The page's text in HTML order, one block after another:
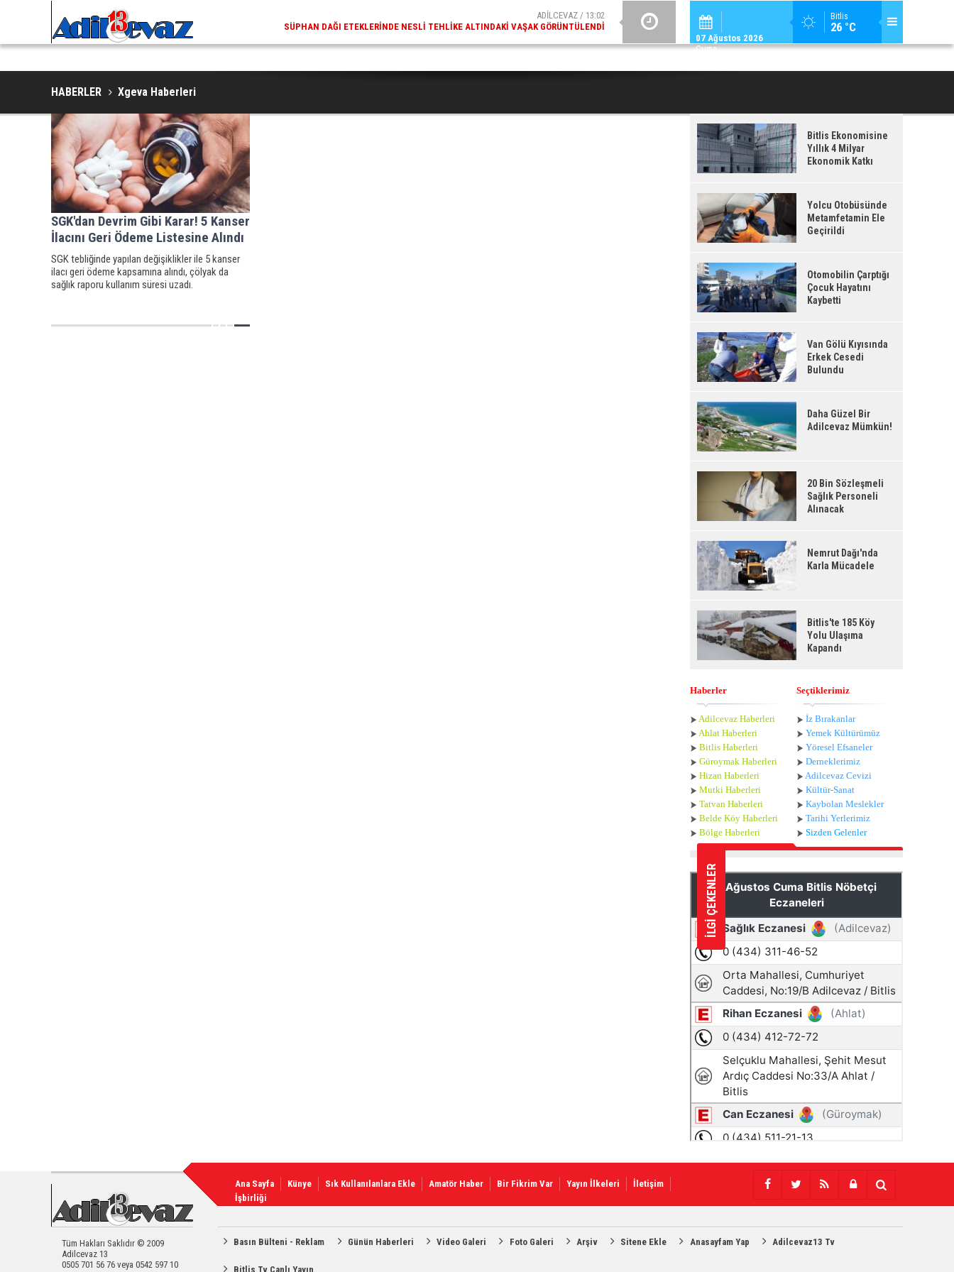
Bitlis
26 °C
07 Ağustos 2026
Cuma
ADİLCEVAZ / 13:02
SÜPHAN DAĞI ETEKLERINDE NESLI TEHLIKE ALTINDAKI VAŞAK GÖRÜNTÜLENDI
ADİLCEVAZ /
ADILCEVAZ ESKI KAYMAKAMLARINDAN MUSTAFA ÇIFTÇI İÇIŞLERI BAKANI
HABERLER Xgeva Haberleri
SGK'dan Devrim Gibi Karar! 5 Kanser
İlacını Geri Ödeme Listesine Alındı
SGK tebliğinde yapılan değişiklikler ile 5 kanser
ilacı geri ödeme kapsamına alındı, çölyak da
sağlık raporu kullanım süresi uzadı.
Bitlis Ekonomisine
Yıllık 4 Milyar
Ekonomik Katkı
Yolcu Otobüsünde
Metamfetamin Ele
Geçirildi
Otomobilin Çarptığı
Çocuk Hayatını
Kaybetti
Van Gölü Kıyısında
Erkek Cesedi
Bulundu
Daha Güzel Bir
Adilcevaz Mümkün!
20 Bin Sözleşmeli
Sağlık Personeli
Alınacak
Nemrut Dağı'nda
Karla Mücadele
Bitlis'te 185 Köy
Yolu Ulaşıma
Kapandı
Haberler
Adilcevaz Haberleri
Ahlat Haberleri
Bitlis Haberleri
Güroymak Haberleri
Hizan Haberleri
Mutki Haberleri
Tatvan Haberleri
Belde Köy Haberleri
Bölge Haberleri
Seçtiklerimiz
İz Bırakanlar
Yemek Kültürümüz
Yöresel Efsaneler
Derneklerimiz
Adilcevaz Cevizi
Kültür-Sanat
Kaybolan Meslekler
Tarihi Yerlerimiz
Sizden Gelenler
İLGİ ÇEKENLER
Ana Sayfa Künye Sık Kullanılanlara Ekle Amatör Haber Bir Fikrim Var Yayın İlkeleri
İletişim
İşbirliği
Tüm Hakları Saklıdır © 2009
Adilcevaz 13
0505 701 56 76 veya 0542 597 10
Basın Bülteni - Reklam Günün Haberleri Video Galeri Foto Galeri Arşiv Sitene Ekle Anasayfam Yap Adilcevaz13 Tv
Bitlis Tv Canlı Yayın